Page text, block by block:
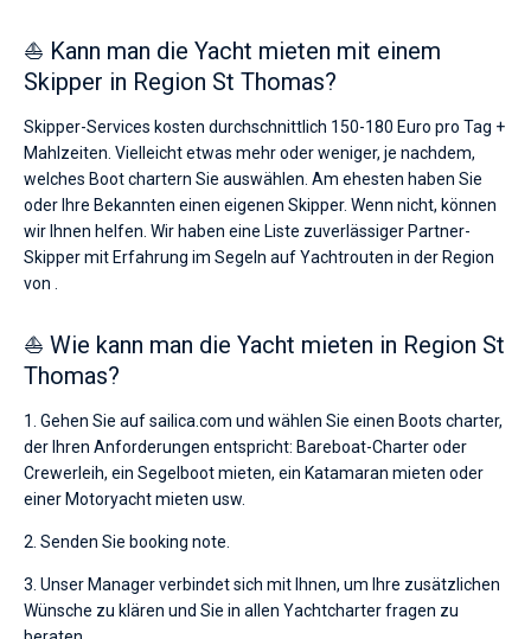
⛵ Kann man die Yacht mieten mit einem
Skipper in Region St Thomas?
Skipper-Services kosten durchschnittlich 150-180 Euro pro Tag +
Mahlzeiten. Vielleicht etwas mehr oder weniger, je nachdem,
welches Boot chartern Sie auswählen. Am ehesten haben Sie
oder Ihre Bekannten einen eigenen Skipper. Wenn nicht, können
wir Ihnen helfen. Wir haben eine Liste zuverlässiger Partner-
Skipper mit Erfahrung im Segeln auf Yachtrouten in der Region
von .
⛵ Wie kann man die Yacht mieten in Region St
Thomas?
1. Gehen Sie auf sailica.com und wählen Sie einen Boots charter,
der Ihren Anforderungen entspricht: Bareboat-Charter oder
Crewerleih, ein Segelboot mieten, ein Katamaran mieten oder
einer Motoryacht mieten usw.
2. Senden Sie booking note.
3. Unser Manager verbindet sich mit Ihnen, um Ihre zusätzlichen
Wünsche zu klären und Sie in allen Yachtcharter fragen zu